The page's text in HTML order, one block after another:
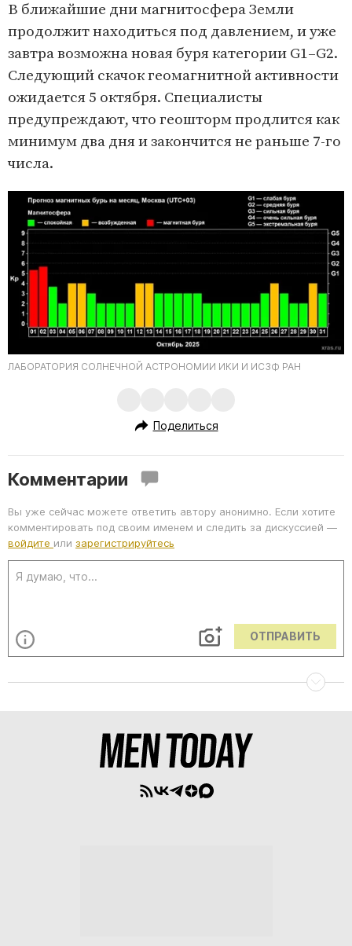
В ближайшие дни магнитосфера Земли
продолжит находиться под давлением, и уже
завтра возможна новая буря категории G1–G2.
Следующий скачок геомагнитной активности
ожидается 5 октября. Специалисты
предупреждают, что геошторм продлится как
минимум два дня и закончится не раньше 7-го
числа.
ЛАБОРАТОРИЯ СОЛНЕЧНОЙ АСТРОНОМИИ ИКИ И ИСЗФ РАН
Поделиться
Комментарии
Вы уже сейчас можете ответить автору анонимно. Если хотите
комментировать под своим именем и следить за дискуссией —
войдите или зарегистрируйтесь
ОТПРАВИТЬ